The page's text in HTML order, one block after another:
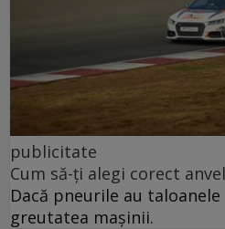
publicitate
Cum să-ți alegi corect
Dacă pneurile au
greutatea mașinii.